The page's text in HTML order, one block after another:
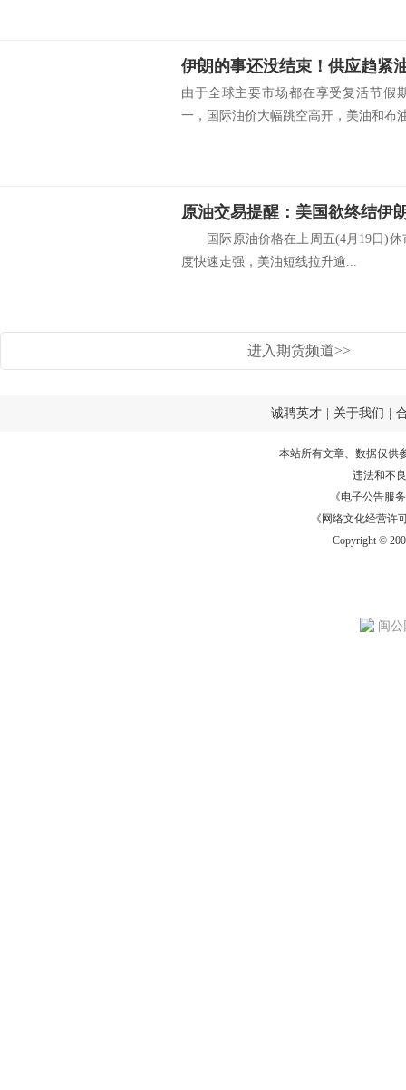
伊朗的事还没结束！供应趋紧
由于全球主要市场都在享受复活节假
一，国际油价大幅跳空高开，美油和布
原油交易提醒：美国欲终结伊
国际原油价格在上周五(4月19日)休
度快速走强，美油短线拉升逾...
进入期货频道>>
诚聘英才 关于我们
本站所有文章、数据仅供
违法和不
《电子公告服务
《网络文化经营许
Copyright ©
闽公